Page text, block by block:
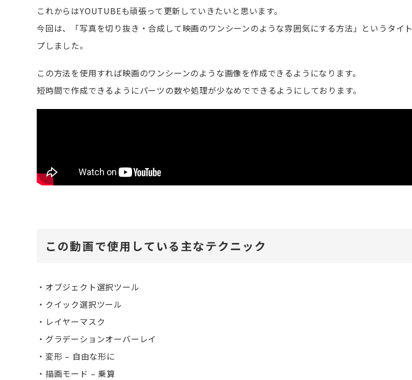
これからはYOUTUBEも頑張って更新していきたいと思います。
今回は、「写真を切り抜き・合成して映画のワンシーンのような雰囲気にする方法」というタイ
プしました。
この方法を使用すれば映画のワンシーンのような画像を作成できるようになります。
短時間で作成できるようにパーツの数や処理が少なめでできるようにしております。
この動画で使用している主なテクニック
・オブジェクト選択ツール
・クイック選択ツール
・レイヤーマスク
・グラデーションオーバーレイ
・変形 – 自由な形に
・描画モード – 乗算